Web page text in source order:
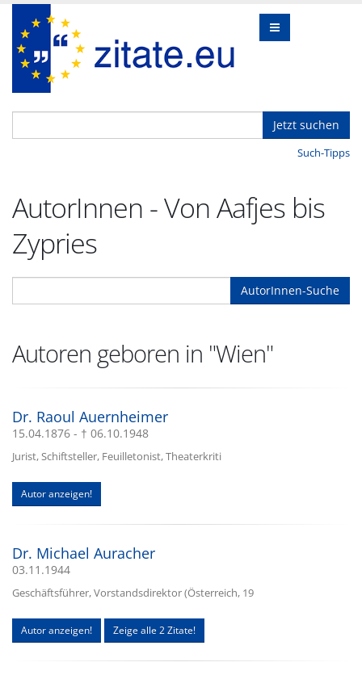
Jetzt suchen
Such-Tipps
AutorInnen - Von Aafjes bis
Zypries
AutorInnen-Suche
Autoren geboren in "Wien"
Dr. Raoul Auernheimer
15.04.1876 - † 06.10.1948
Jurist, Schiftsteller, Feuilletonist, Theaterkriti
Autor anzeigen!
Dr. Michael Auracher
03.11.1944
Geschäftsführer, Vorstandsdirektor (Österreich, 19
Autor anzeigen! Zeige alle 2 Zitate!